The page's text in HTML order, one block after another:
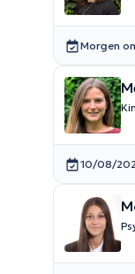
Morgen
10/08/